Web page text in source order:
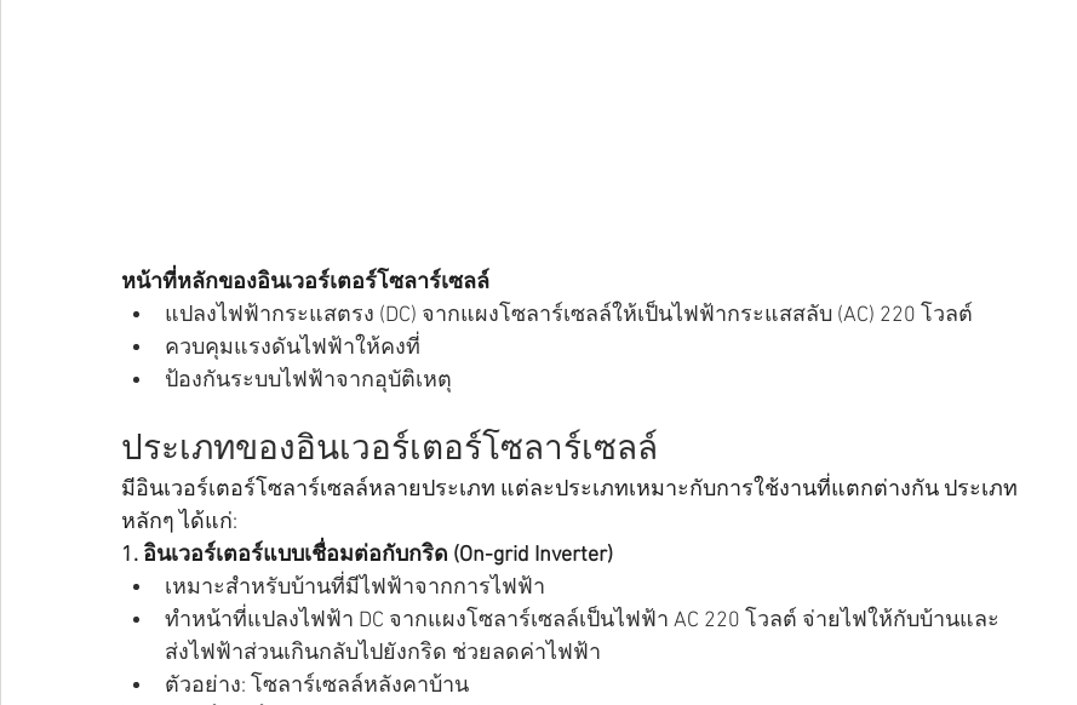
หน้าที่หลักของอินเวอร์เตอร์โซลาร์เซลล์
แปลงไฟฟ้ากระแสตรง (DC) จากแผงโซลาร์เซลล์ให้เป็นไฟฟ้ากระแสสลับ (AC) 220 โวลต์
ควบคุมแรงดันไฟฟ้าให้คงที่
ป้องกันระบบไฟฟ้าจากอุบัติเหตุ
ประเภทของอินเวอร์เตอร์โซลาร์เซลล์
มีอินเวอร์เตอร์โซลาร์เซลล์หลายประเภท แต่ละประเภทเหมาะกับการใช้งานที่แตกต่างกัน ประเภท
หลักๆ ได้แก่:
1. อินเวอร์เตอร์แบบเชื่อมต่อกับกริด (On-grid Inverter)
เหมาะสำหรับบ้านที่มีไฟฟ้าจากการไฟฟ้า
ทำหน้าที่แปลงไฟฟ้า DC จากแผงโซลาร์เซลล์เป็นไฟฟ้า AC 220 โวลต์ จ่ายไฟให้กับบ้านและ
ส่งไฟฟ้าส่วนเกินกลับไปยังกริด ช่วยลดค่าไฟฟ้า
ตัวอย่าง: โซลาร์เซลล์หลังคาบ้าน